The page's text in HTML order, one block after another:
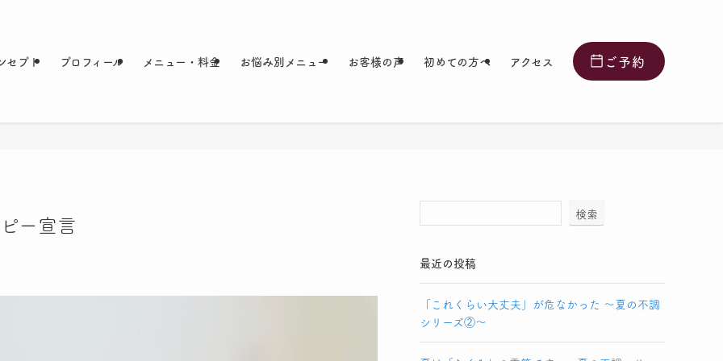
セプト プロフィール メニュー・料金 お悩み別メニュー お客様の声 初めての方へ アクセス ご予約
ー宣言 検索
最近の投稿
「これくらい大丈夫」が危なかった 〜夏の不調
シリーズ②〜